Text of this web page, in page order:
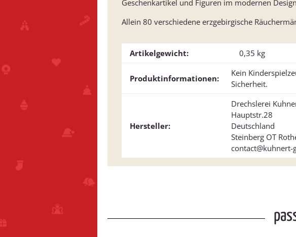
Geschenkartikel und Figuren im modernen
Allein 80 verschiedene erzgebirgische
Artikelgewicht: 0,35 kg
Produktinformationen:
Kein
Sicherheit.
Hersteller:
Drechslerei
Hauptstr.28
Deutschland
Steinberg OT
contact@kuhnert-